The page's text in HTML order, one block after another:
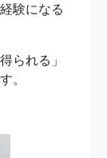
験になる
られる」
。